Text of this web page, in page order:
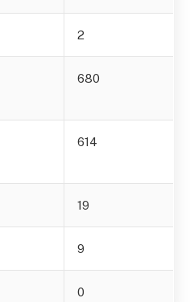
2
680
614
19
9
0